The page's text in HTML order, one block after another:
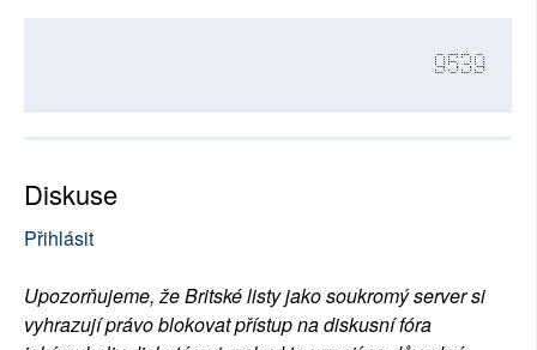
9539
Diskuse
Přihlásit
Upozorňujeme, že Britské listy jako soukromý server si
vyhrazují právo blokovat přístup na diskusní fóra